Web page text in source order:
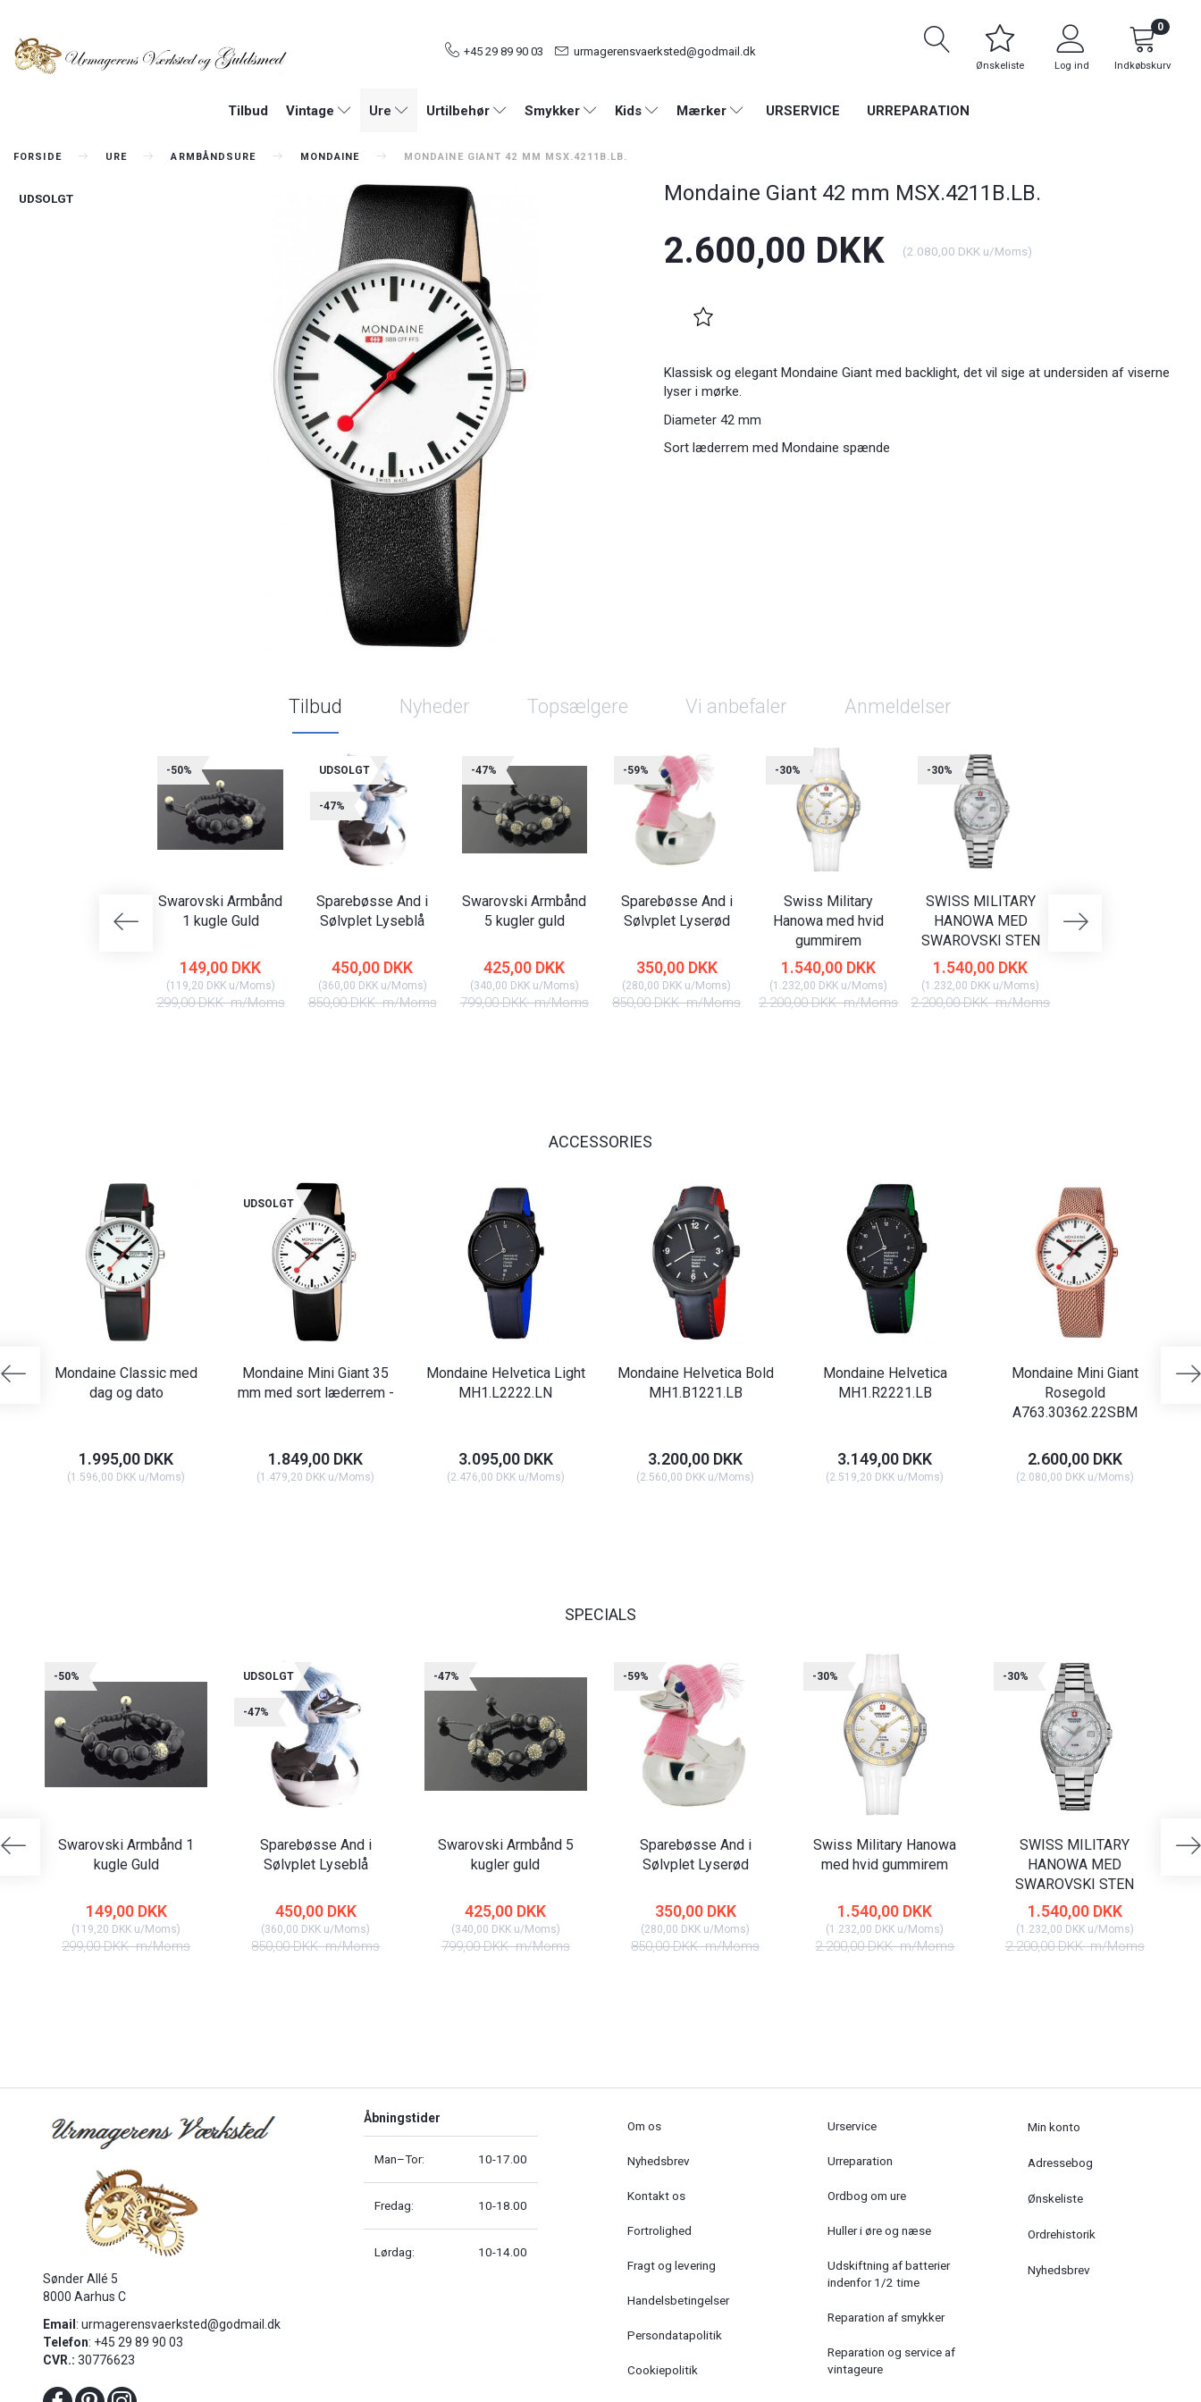
+45 29 89 90 03 urmagerensvaerksted@godmail.dk
Ønskeliste Log ind Indkøbskurv
0
Tilbud Vintage Ure Urtilbehør Smykker Kids Mærker URSERVICE URREPARATION
FORSIDE URE ARMBÅNDSURE MONDAINE MONDAINE GIANT 42 MM MSX.4211B.LB.
UDSOLGT Mondaine Giant 42 mm MSX.4211B.LB.
2.600,00 DKK (2.080,00 DKK u/Moms)
Klassisk og elegant Mondaine Giant med backlight, det vil sige at undersiden af viserne
lyser i mørke.
Diameter 42 mm
Sort læderrem med Mondaine spænde
Tilbud Nyheder Topsælgere Vi anbefaler Anmeldelser
-50%
Swarovski Armbånd
1 kugle Guld
149,00 DKK
(119,20 DKKu/Moms)
299,00 DKKm/Moms
UDSOLGT
-47%
Sparebøsse And i
Sølvplet Lyseblå
450,00 DKK
(360,00 DKKu/Moms)
850,00 DKKm/Moms
-47%
Swarovski Armbånd
5 kugler guld
425,00 DKK
(340,00 DKKu/Moms)
799,00 DKKm/Moms
-59%
Sparebøsse And i
Sølvplet Lyserød
350,00 DKK
(280,00 DKK u/Moms)
850,00 DKKm/Moms
-30%
Swiss Military
Hanowa med hvid
gummirem
1.540,00 DKK
(1.232,00 DKK u/Moms)
2.200,00 DKKm/Moms
-30%
SWISS MILITARY
HANOWA MED
SWAROVSKI STEN
1.540,00 DKK
(1.232,00 DKK u/Moms)
2.200,00 DKKm/Moms
HANOWA MED DAG
ACCESSORIES
Mondaine Classic med
dag og dato
1.995,00 DKK
(1.596,00 DKK u/Moms)
UDSOLGT
Mondaine Mini Giant 35
mm med sort læderrem -
1.849,00 DKK
(1.479,20 DKK u/Moms)
Mondaine Helvetica Light
MH1.L2222.LN
3.095,00 DKK
(2.476,00 DKKu/Moms)
Mondaine Helvetica Bold
MH1.B1221.LB
3.200,00 DKK
(2.560,00 DKK u/Moms)
Mondaine Helvetica
MH1.R2221.LB
3.149,00 DKK
(2.519,20 DKK u/Moms)
Mondaine Mini Giant
Rosegold
A763.30362.22SBM
2.600,00 DKK
(2.080,00 DKKu/Moms)
SPECIALS
-50%
Swarovski Armbånd 1
kugle Guld
149,00 DKK
(119,20 DKK u/Moms)
299,00 DKKm/Moms
UDSOLGT
-47%
Sparebøsse And i
Sølvplet Lyseblå
450,00 DKK
(360,00 DKK u/Moms)
850,00 DKKm/Moms
-47%
Swarovski Armbånd 5
kugler guld
425,00 DKK
(340,00 DKKu/Moms)
799,00 DKKm/Moms
-59%
Sparebøsse And i
Sølvplet Lyserød
350,00 DKK
(280,00 DKK u/Moms)
850,00 DKKm/Moms
-30%
Swiss Military Hanowa
med hvid gummirem
1.540,00 DKK
(1.232,00 DKK u/Moms)
2.200,00 DKKm/Moms
-30%
SWISS MILITARY
HANOWA MED
SWAROVSKI STEN
1.540,00 DKK
(1.232,00 DKKu/Moms)
2.200,00 DKKm/Moms
Sønder Allé 5
8000 Aarhus C
Email : urmagerensvaerksted@godmail.dk
Telefon: +45 29 89 90 03
CVR.: 30776623
Åbningstider
Man–Tor: 10-17.00
Fredag: 10-18.00
Lørdag: 10-14.00
Om os
Nyhedsbrev
Kontakt os
Fortrolighed
Fragt og levering
Handelsbetingelser
Persondatapolitik
Cookiepolitik
Urservice
Urreparation
Ordbog om ure
Huller i øre og næse
Udskiftning af batterier
indenfor 1/2 time
Reparation af smykker
Reparation og service af
vintageure
Min konto
Adressebog
Ønskeliste
Ordrehistorik
Nyhedsbrev